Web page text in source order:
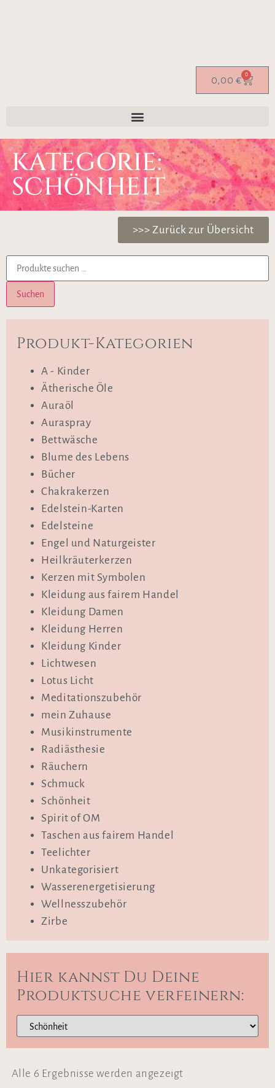
0,00 € 0
KATEGORIE:
SCHÖNHEIT
>>> Zurück zur Übersicht
Suchen
Produkt-Kategorien
A - Kinder
Ätherische Öle
Auraöl
Auraspray
Bettwäsche
Blume des Lebens
Bücher
Chakrakerzen
Edelstein-Karten
Edelsteine
Engel und Naturgeister
Heilkräuterkerzen
Kerzen mit Symbolen
Kleidung aus fairem Handel
Kleidung Damen
Kleidung Herren
Kleidung Kinder
Lichtwesen
Lotus Licht
Meditationszubehör
mein Zuhause
Musikinstrumente
Radiästhesie
Räuchern
Schmuck
Schönheit
Spirit of OM
Taschen aus fairem Handel
Teelichter
Unkategorisiert
Wasserenergetisierung
Wellnesszubehör
Zirbe
Hier kannst Du Deine
Produktsuche verfeinern:
Alle 6 Ergebnisse werden angezeigt